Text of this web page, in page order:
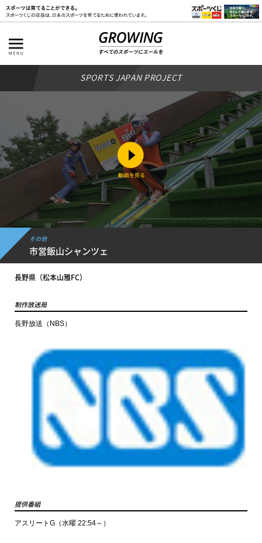
SPORTS JAPAN PROJECT
その他
市営飯山シャンツェ
長野県（松本山雅FC）
制作放送局
長野放送（NBS）
提供番組
アスリートG（水曜 22:54～）